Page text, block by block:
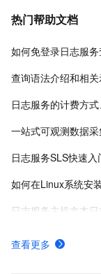
热门帮助文档
如何免登录日志服
查询语法介绍和相关
日志服务的计费方
一站式可观测数据
日志服务SLS快速入
如何在Linux系统安
日志服务主机文本日
日志服务各地域接
查看更多